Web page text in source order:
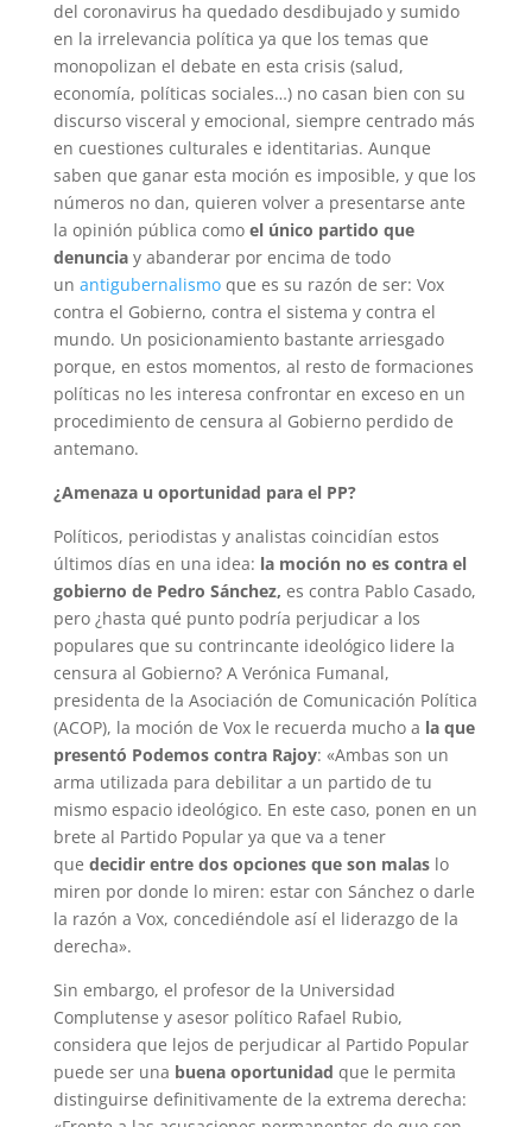
del coronavirus ha quedado desdibujado y sumido
en la irrelevancia política ya que los temas que
monopolizan el debate en esta crisis (salud,
economía, políticas sociales…) no casan bien con su
discurso visceral y emocional, siempre centrado más
en cuestiones culturales e identitarias. Aunque
saben que ganar esta moción es imposible, y que los
números no dan, quieren volver a presentarse ante
la opinión pública como el único partido que
denuncia y abanderar por encima de todo
un antigubernalismoque es su razón de ser: Vox
contra el Gobierno, contra el sistema y contra el
mundo. Un posicionamiento bastante arriesgado
porque, en estos momentos, al resto de formaciones
políticas no les interesa confrontar en exceso en un
procedimiento de censura al Gobierno perdido de
antemano.
¿Amenaza u oportunidad para el PP?
Políticos, periodistas y analistas coincidían estos
últimos días en una idea: la moción no es contra el
gobierno de Pedro Sánchez, es contra Pablo Casado,
pero ¿hasta qué punto podría perjudicar a los
populares que su contrincante ideológico lidere la
censura al Gobierno? A Verónica Fumanal,
presidenta de la Asociación de Comunicación Política
(ACOP), la moción de Vox le recuerda mucho a la que
presentó Podemos contra Rajoy: «Ambas son un
arma utilizada para debilitar a un partido de tu
mismo espacio ideológico. En este caso, ponen en un
brete al Partido Popular ya que va a tener
que decidir entre dos opciones que son malaslo
miren por donde lo miren: estar con Sánchez o darle
la razón a Vox, concediéndole así el liderazgo de la
derecha».
Sin embargo, el profesor de la Universidad
Complutense y asesor político Rafael Rubio,
considera que lejos de perjudicar al Partido Popular
puede ser una buena oportunidad que le permita
distinguirse definitivamente de la extrema derecha: